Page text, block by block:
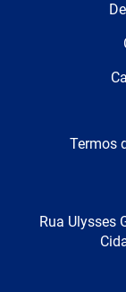
Termos
Rua Ulysses